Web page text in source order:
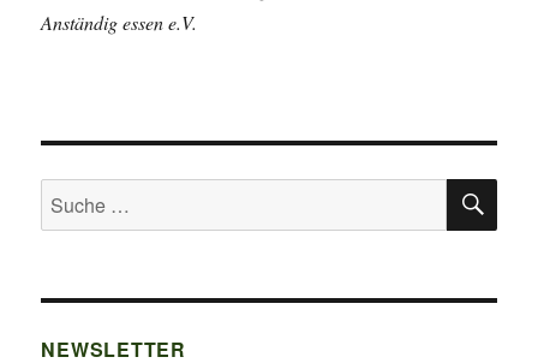
Anständig essen e.V.
Suche
nach:
NEWSLETTER